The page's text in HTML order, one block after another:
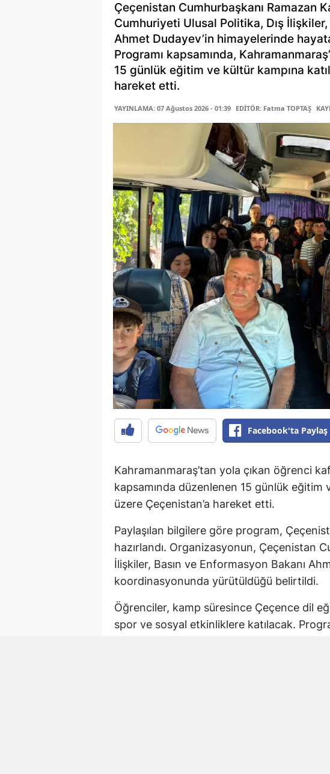
Çeçenistan Cumhurbaşkanı Ramazan
Cumhuriyeti Ulusal Politika, Dış İlişkiler,
Ahmet Dudayev’in himayelerinde
Programı kapsamında,
15 günlük eğitim ve kültür kampına
hareket etti.
YAYINLAMA: 07 Ağustos 2026 - 01:39 EDİTÖR: Fatma TOPTAŞ
Facebook'ta Paylaş
Kahramanmaraş’tan yola çıkan öğrenci
kapsamında düzenlenen 15 günlük eğitim
üzere Çeçenistan’a hareket etti.
Paylaşılan bilgilere göre program,
hazırlandı. Organizasyonun, Çeçenistan
İlişkiler, Basın ve Enformasyon Bakanı
koordinasyonunda yürütüldüğü belirtildi.
Öğrenciler, kamp süresince Çeçence dil
spor ve sosyal etkinliklere katılacak.